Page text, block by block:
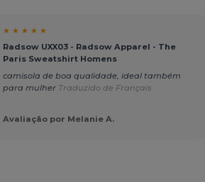
★ ★ ★ ★ ★
Radsow UXX03 - Radsow Apparel - The
Paris Sweatshirt Homens
camisola de boa qualidade, ideal também
para mulher Traduzido de Français
Avaliação por Melanie A.